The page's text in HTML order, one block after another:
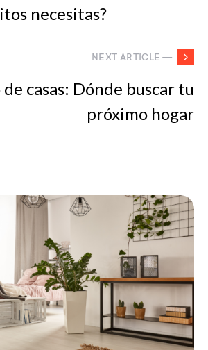
necesitas?
NEXT ARTICLE —
casas: Dónde buscar tu
próximo hogar